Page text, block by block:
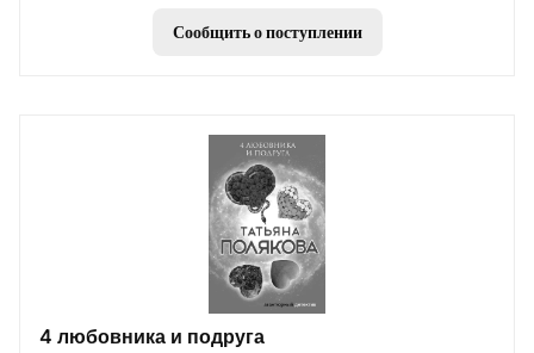
Сообщить о поступлении
4 любовника и подруга